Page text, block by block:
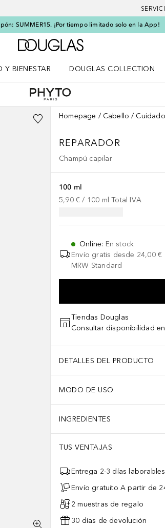
SUMMER15. ¡Por tiempo limitado solo en la App!
A Douglas Home
Y BIENESTAR
DOUGLAS COLLECTION
Homepage Cabello
REPARADOR
Champú capilar
100 ml
5,90 € / 100 ml Total IVA
Online: En stock
Envío gratis desde 24,00 €
MRW Standard
Tiendas Douglas
Consultar disponibilidad
DETALLES DEL PRODUCTO
MODO DE USO
INGREDIENTES
TUS VENTAJAS
Entrega 2-3 días laborables
Envío gratuito A partir de
2 muestras de regalo
30 días de devolución